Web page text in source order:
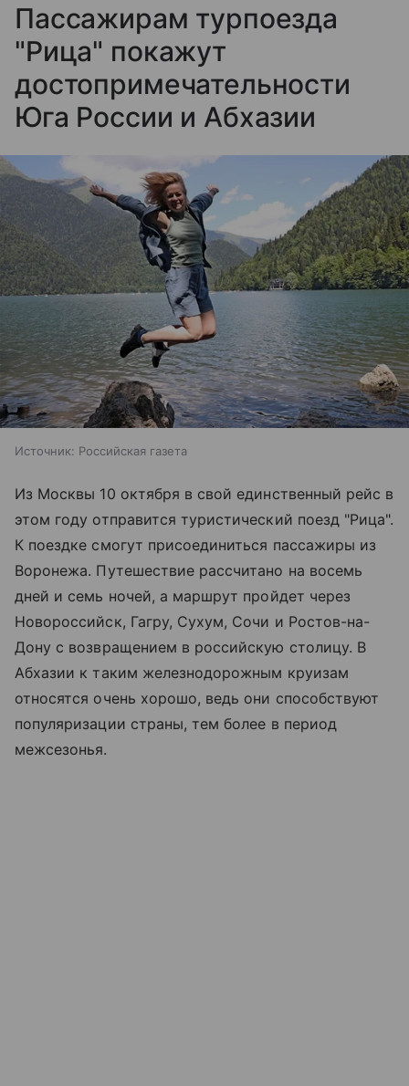
Пассажирам турпоезда
"Рица" покажут
достопримечательности
Юга России и Абхазии
Источник: Российская газета
Из Москвы 10 октября в свой единственный рейс в
этом году отправится туристический поезд "Рица".
К поездке смогут присоединиться пассажиры из
Воронежа. Путешествие рассчитано на восемь
дней и семь ночей, а маршрут пройдет через
Новороссийск, Гагру, Сухум, Сочи и Ростов-на-
Дону с возвращением в российскую столицу. В
Абхазии к таким железнодорожным круизам
относятся очень хорошо, ведь они способствуют
популяризации страны, тем более в период
межсезонья.